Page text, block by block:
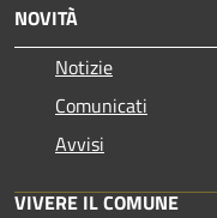
NOVITÀ
Notizie
Comunicati
Avvisi
VIVERE IL COMUNE